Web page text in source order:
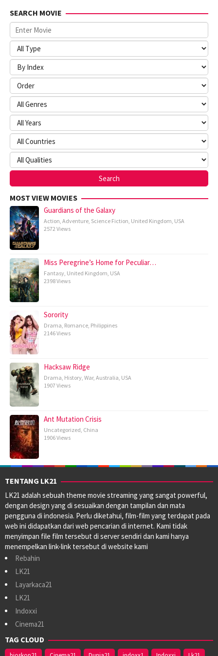
SEARCH MOVIE
MOST VIEW MOVIES
Guardians of the Galaxy
Action, Adventure, Science Fiction, United Kingdom, USA
2572 Views
Miss Peregrine’s Home for Peculiar…
Fantasy, United Kingdom, USA
2398 Views
Sorority
Drama, Romance, Philippines
2146 Views
Hacksaw Ridge
Drama, History, War, Australia, USA
1907 Views
Ant Mutation Crisis
Uncategorized, China
1906 Views
TENTANG LK21
LK21 adalah sebuah theme movie streaming yang sangat powerful,
dengan design yang di sesuaikan dengan tampilan dan mata
pengguna di indonesia. Perlu diketahui, film-film yang terdapat pada
web ini didapatkan dari web pencarian di internet. Kami tidak
menyimpan file film tersebut di server sendiri dan kami hanya
menempelkan link-link tersebut di website kami
Rebahin
LK21
Layarkaca21
LK21
Indoxxi
Cinema21
TAG CLOUD